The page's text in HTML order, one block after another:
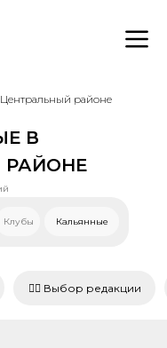
районе
В
РАЙОНЕ
Клубы Кальянные
❤️‍🔥 Выбор редакции